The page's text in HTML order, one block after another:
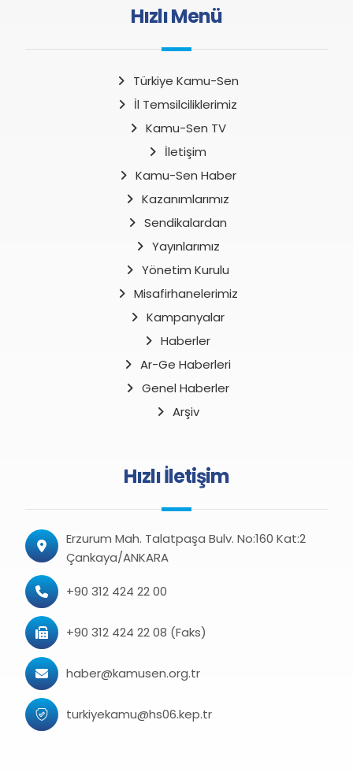
Hızlı Menü
Türkiye Kamu-Sen
İl Temsilciliklerimiz
Kamu-Sen TV
İletişim
Kamu-Sen Haber
Kazanımlarımız
Sendikalardan
Yayınlarımız
Yönetim Kurulu
Misafirhanelerimiz
Kampanyalar
Haberler
Ar-Ge Haberleri
Genel Haberler
Arşiv
Hızlı İletişim
Erzurum Mah. Talatpaşa Bulv. No:160 Kat:2
Çankaya/ANKARA
+90 312 424 22 00
+90 312 424 22 08 (Faks)
haber@kamusen.org.tr
turkiyekamu@hs06.kep.tr